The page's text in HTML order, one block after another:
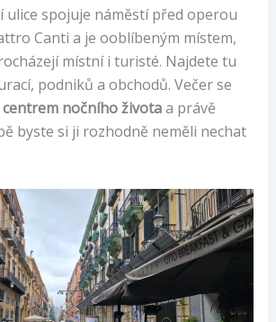
ulice spojuje náměstí před operou
Canti a je ooblíbeným místem,
místní i turisté. Najdete tu
podniků a obchodů. Večer se
centrem nočního životaa právě
byste si ji rozhodně neměli nechat